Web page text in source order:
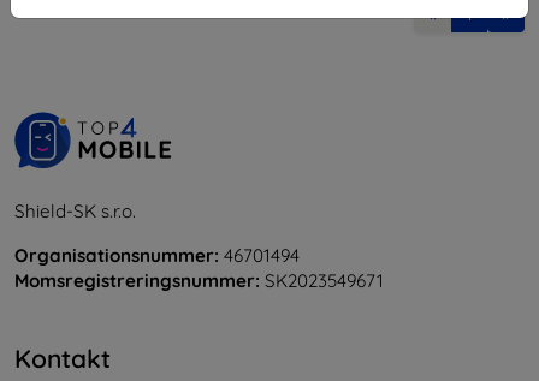
« 1 »
Shield-SK s.r.o.
Organisationsnummer: 46701494
Momsregistreringsnummer: SK2023549671
Kontakt